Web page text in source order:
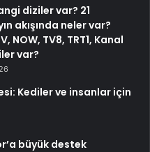
diziler var? 21
akışında neler var?
NOW, TV8, TRT1, Kanal
var?
Kediler ve insanlar için
büyük destek